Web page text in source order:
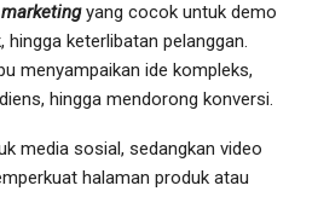
yang cocok untuk demo
hingga keterlibatan pelanggan.
menyampaikan ide kompleks,
hingga mendorong konversi.
media sosial, sedangkan video
halaman produk atau